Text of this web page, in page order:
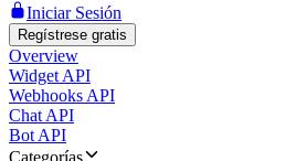
Iniciar Sesión
Regístrese gratis
Overview
Widget API
Webhooks API
Chat API
Bot API
Categorías